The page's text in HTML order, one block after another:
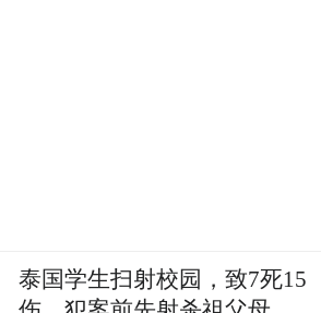
泰国学生扫射校园，致7死15